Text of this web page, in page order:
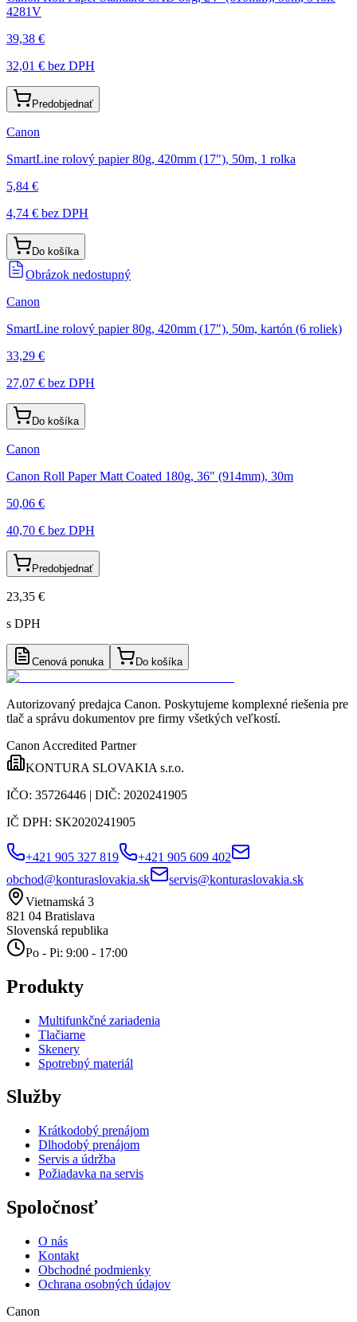
4281V
39,38 €
32,01 € bez DPH
Predobjednať
Canon
SmartLine rolový papier 80g, 420mm (17"), 50m, 1 rolka
5,84 €
4,74 € bez DPH
Do košíka
Obrázok nedostupný
Canon
SmartLine rolový papier 80g, 420mm (17"), 50m, kartón (6 roliek)
33,29 €
27,07 € bez DPH
Do košíka
Canon
Canon Roll Paper Matt Coated 180g, 36" (914mm), 30m
50,06 €
40,70 € bez DPH
Predobjednať
23,35 €
s DPH
Cenová ponuka Do košíka
Autorizovaný predajca Canon. Poskytujeme komplexné riešenia pre
tlač a správu dokumentov pre firmy všetkých veľkostí.
Canon Accredited Partner
KONTURA SLOVAKIA s.r.o.
IČO: 35726446 | DIČ: 2020241905
IČ DPH: SK2020241905
+421 905 327 819
+421 905 609 402
obchod@konturaslovakia.sk
servis@konturaslovakia.sk
Vietnamská 3
821 04 Bratislava
Slovenská republika
Po - Pi: 9:00 - 17:00
Produkty
Multifunkčné zariadenia
Tlačiarne
Skenery
Spotrebný materiál
Služby
Krátkodobý prenájom
Dlhodobý prenájom
Servis a údržba
Požiadavka na servis
Spoločnosť
O nás
Kontakt
Obchodné podmienky
Ochrana osobných údajov
Canon